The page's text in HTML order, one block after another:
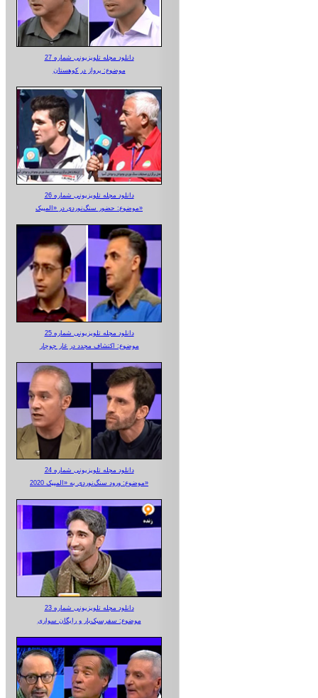
دانلود مجله تلویزیونی شماره 27
موضوع: پرواز در کوهستان
دانلود مجله تلویزیونی شماره 26
موضوع: حضور سنگ‌نوردی در «المپیک»
دانلود مجله تلویزیونی شماره 25
موضوع: اکتشاف مجدد در غار جوجار
دانلود مجله تلویزیونی شماره 24
موضوع: ورود سنگ‌نوردی به «المپیک 2020»
دانلود مجله تلویزیونی شماره 23
موضوع: سفرسبک‌بار و رایگان سواری